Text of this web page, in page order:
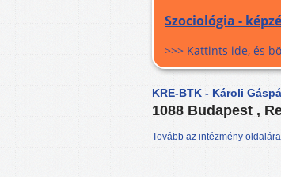
Szociológia -
>>> Kattints ide, és
KRE-BTK - Károli
1088 Budapest ,
Tovább az intézmény